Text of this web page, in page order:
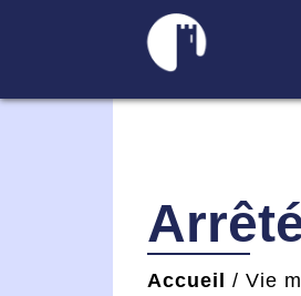
Accueil / Vie